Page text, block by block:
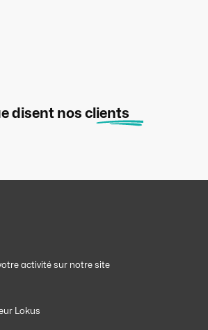
disent nos clients
activité sur notre site
Lokus